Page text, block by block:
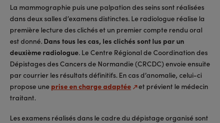
La mammographie puis une palpation des seins sont réalisées
dans deux salles d’examens distinctes. Le radiologue réalise la
première lecture des clichés et un premier compte rendu oral
est donné. Dans tous les cas, les clichés sont lus par un
deuxième radiologue. Le Centre Régional de Coordination des
Dépistages des Cancers de Normandie (CRCDC) envoie ensuite
par courrier les résultats définitifs. En cas d’anomalie, celui-ci
propose une prise en charge adaptée et prévient le médecin
traitant.
Les examens réalisés dans le cadre du dépistage organisé sont